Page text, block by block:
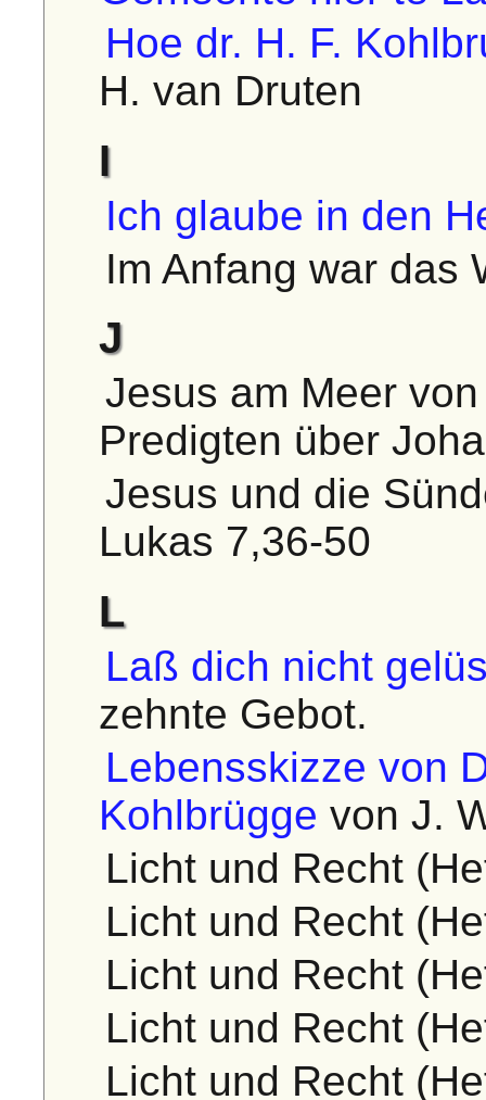
Hoe dr. H. F.
H. van Druten
I
Ich glaube in den
Im Anfang war das
J
Jesus am Meer
Predigten über
Jesus und die
Lukas 7,36-50
L
Laß dich nicht
zehnte Gebot.
Lebensskizze von
Kohlbrügge von J.
Licht und Recht
Licht und Recht
Licht und Recht
Licht und Recht
Licht und Recht